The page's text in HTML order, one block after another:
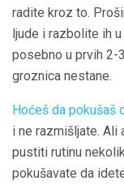
radite kroz to.
ljude i razbolite ih
posebno u prvih 2-
groznica nestane.
Hoćeš da pokušaš
i ne razmišljate.
pustiti rutinu
pokušavate da